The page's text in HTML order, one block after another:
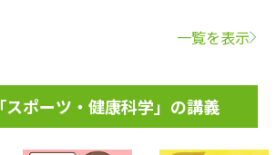
一覧を表示
スポーツ・健康科学」の講義